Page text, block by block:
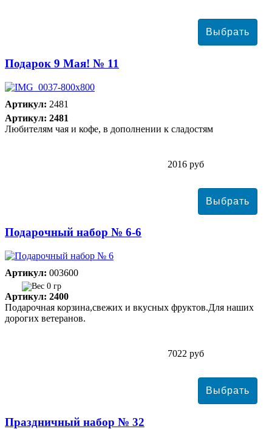
Подарок 9 Мая! № 11
Артикул: 2481
Артикул: 2481
Любителям чая и кофе, в дополнении к сладостям
2016 руб
Подарочный набор № 6-6
Артикул: 003600
0 гр
Артикул: 2400
Подарочная корзина,свежих и вкусных фруктов.Для наших
дорогих ветеранов.
7022 руб
Праздничный набор № 32